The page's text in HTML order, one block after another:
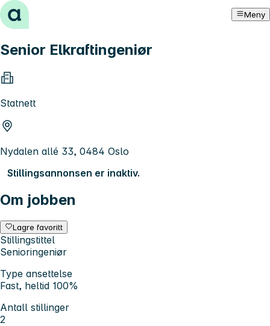
Hopp til innhold Meny
Senior Elkraftingeniør
Statnett
Nydalen allé 33, 0484 Oslo
Stillingsannonsen er inaktiv.
Om jobben
Lagre favoritt
Stillingstittel
Senioringeniør
Type ansettelse
Fast, heltid 100%
Antall stillinger
2